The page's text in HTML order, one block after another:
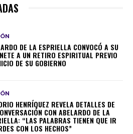
DE LA ESPRIELLA CONVOCÓ A SU
A UN RETIRO ESPIRITUAL PREVIO
DE SU GOBIERNO
HENRÍQUEZ REVELA DETALLES DE
CON ABELARDO DE LA
“LAS PALABRAS TIENEN QUE IR
CON LOS HECHOS”